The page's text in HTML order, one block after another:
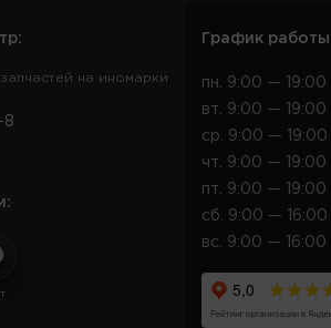
на иномарки
8
График
пн. 9:00 — 19:00
вт. 9:00 — 19:00
ср. 9:00 — 19:00
чт. 9:00 — 19:00
пт. 9:00 — 19:00
сб. 9:00 — 16:00
вс. 9:00 — 16:00